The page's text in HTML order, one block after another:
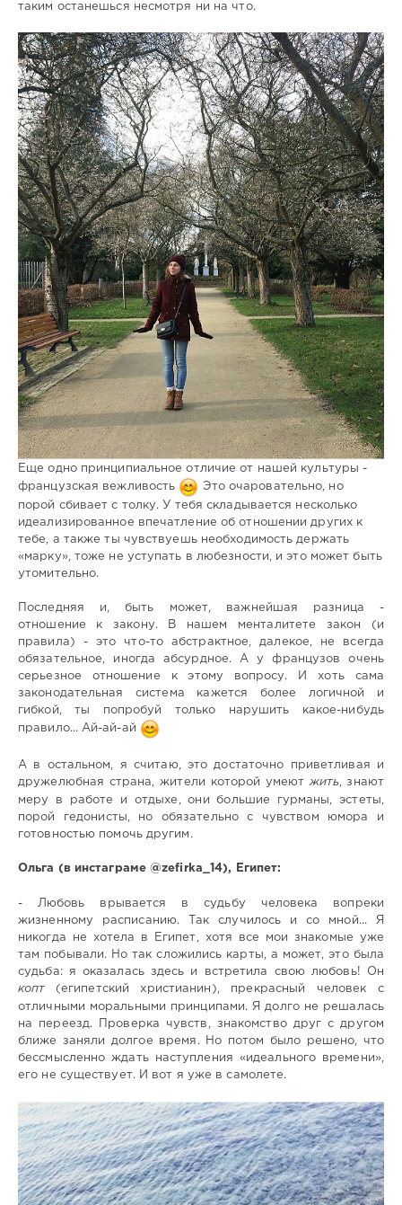
таким останешься несмотря ни на что.
Еще одно принципиальное отличие от нашей культуры -
французская вежливость
Это очаровательно, но
порой сбивает с толку. У тебя складывается несколько
идеализированное впечатление об отношении других к
тебе, а также ты чувствуешь необходимость держать
«марку», тоже не уступать в любезности, и это может быть
утомительно.
Последняя и, быть может, важнейшая разница -
отношение к закону. В нашем менталитете закон (и
правила) - это что-то абстрактное, далекое, не всегда
обязательное, иногда абсурдное. А у французов очень
серьезное отношение к этому вопросу. И хоть сама
законодательная система кажется более логичной и
гибкой, ты попробуй только нарушить какое-нибудь
правило… Ай-ай-ай
А в остальном, я считаю, это достаточно приветливая и
дружелюбная страна, жители которой умеютжить, знают
меру в работе и отдыхе, они большие гурманы, эстеты,
порой гедонисты, но обязательно с чувством юмора и
готовностью помочь другим.
Ольга (в инстаграме @zefirka_14), Египет:
- Любовь врывается в судьбу человека вопреки
жизненному расписанию. Так случилось и со мной... Я
никогда не хотела в Египет, хотя все мои знакомые уже
там побывали. Но так сложились карты, а может, это была
судьба: я оказалась здесь и встретила свою любовь! Он
копт(египетский христианин), прекрасный человек с
отличными моральными принципами. Я долго не решалась
на переезд. Проверка чувств, знакомство друг с другом
ближе заняли долгое время. Но потом было решено, что
бессмысленно ждать наступления «идеального времени»,
его не существует. И вот я уже в самолете.